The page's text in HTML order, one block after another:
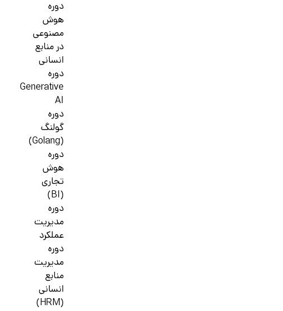
دوره
هوش
مصنوعی
در منابع
انسانی
دوره
Generative
AI
دوره
گولنگ
(Golang)
دوره
هوش
تجاری
(BI)
دوره
مدیریت
عملکرد
دوره
مدیریت
منابع
انسانی
(HRM)